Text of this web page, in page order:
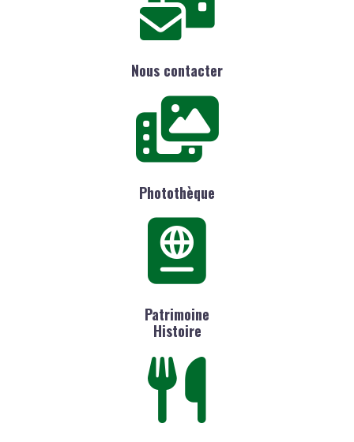
Nous contacter
Photothèque
Patrimoine
Histoire